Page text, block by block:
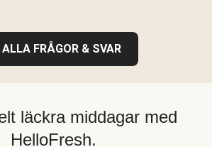
ALLA FRÅGOR & SVAR
läckra middagar med
HelloFresh.